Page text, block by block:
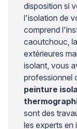
disposition si
l'isolation de
comprend
caoutchouc,
extérieures
isolant, vous
professionnel
peinture
sont des
les experts en